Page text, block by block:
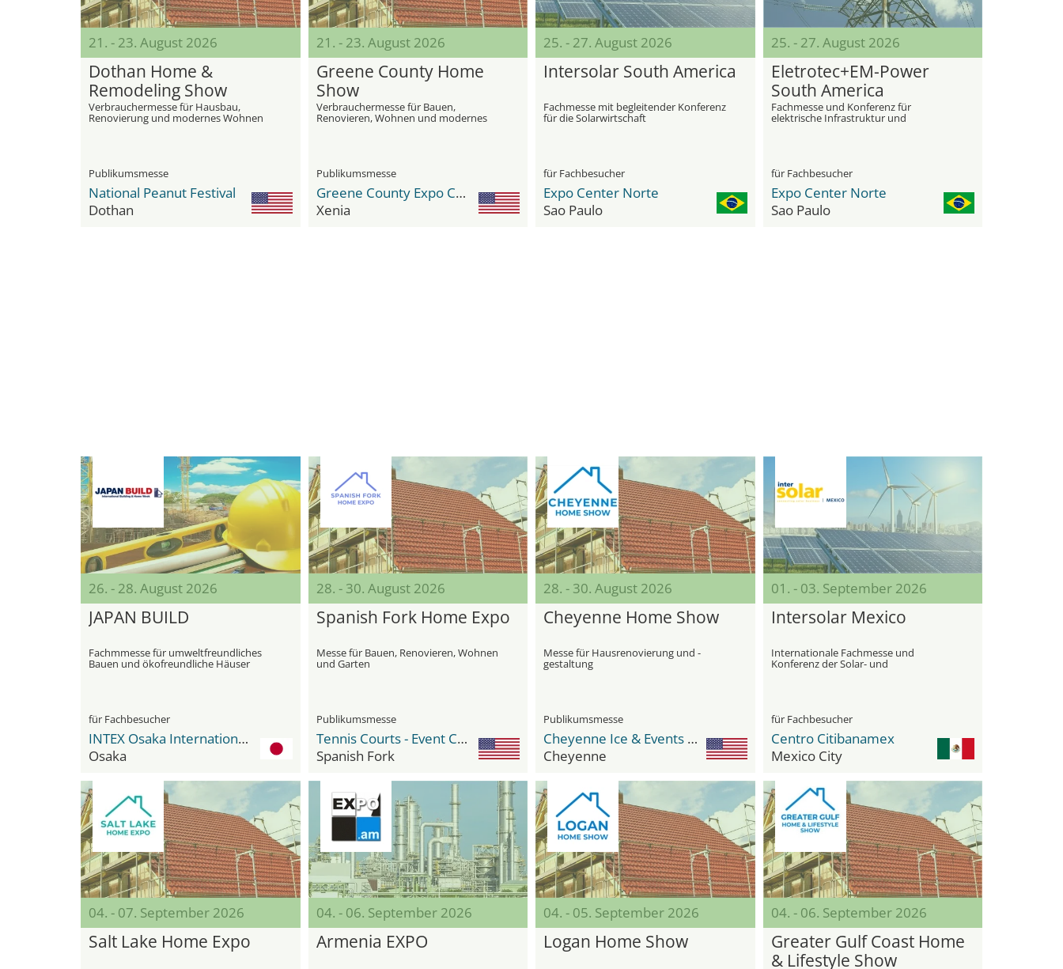
21. - 23. August 2026
Dothan Home &
Remodeling Show
Verbrauchermesse für Hausbau,
Renovierung und modernes Wohnen
Publikumsmesse
National Peanut Festival
Dothan
21. - 23. August 2026
Greene County Home
Show
Verbrauchermesse für Bauen,
Renovieren, Wohnen und modernes
Publikumsmesse
Greene County Expo Center
Xenia
25. - 27. August 2026
Intersolar South America
Fachmesse mit begleitender Konferenz
für die Solarwirtschaft
für Fachbesucher
Expo Center Norte
Sao Paulo
25. - 27. August 2026
Eletrotec+EM-Power
South America
Fachmesse und Konferenz für
elektrische Infrastruktur und
für Fachbesucher
Expo Center Norte
Sao Paulo
26. - 28. August 2026
JAPAN BUILD
Fachmmesse für umweltfreundliches
Bauen und ökofreundliche Häuser
für Fachbesucher
INTEX Osaka International Exhibition Center
Osaka
28. - 30. August 2026
Spanish Fork Home Expo
Messe für Bauen, Renovieren, Wohnen
und Garten
Publikumsmesse
Tennis Courts - Event Center (Spanish Fork Fairgrounds)
Spanish Fork
28. - 30. August 2026
Cheyenne Home Show
Messe für Hausrenovierung und -
gestaltung
Publikumsmesse
Cheyenne Ice & Events Center
Cheyenne
01. - 03. September 2026
Intersolar Mexico
Internationale Fachmesse und
Konferenz der Solar- und
für Fachbesucher
Centro Citibanamex
Mexico City
04. - 07. September 2026
Salt Lake Home Expo
04. - 06. September 2026
Armenia EXPO
04. - 05. September 2026
Logan Home Show
04. - 06. September 2026
Greater Gulf Coast Home
& Lifestyle Show